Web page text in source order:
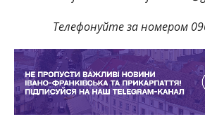
Телефонуйте за номером